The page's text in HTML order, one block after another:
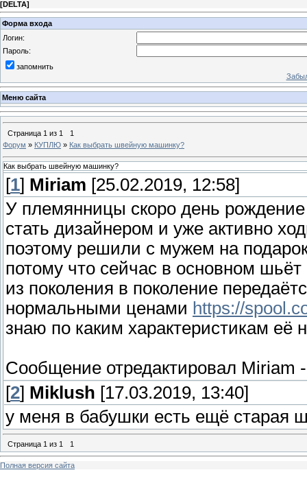
[DELTA]
Форма входа
Логин:
Пароль:
запомнить
Меню сайта
Страница 1 из 1
1
Форум » КУПЛЮ » Как выбрать швейную машинку?
Как выбрать швейную машинку?
[1] Miriam [25.02.2019, 12:58]
У племянницы скоро день
стать дизайнером и уже активно
поэтому решили с мужем на
потому что сейчас в основном
из поколения в поколение
нормальными ценами https://
знаю по каким характеристикам её
Сообщение отредактировал Miriam
[2] Miklush [17.03.2019, 13:40]
у меня в бабушки есть ещё старая
Страница 1 из 1 1
Полная версия сайта